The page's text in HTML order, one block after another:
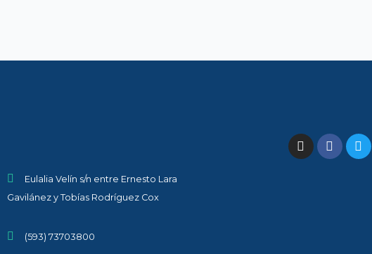
Eulalia Velín s/n entre Ernesto Lara
Gavilánez y Tobías Rodríguez Cox
(593) 73703800​